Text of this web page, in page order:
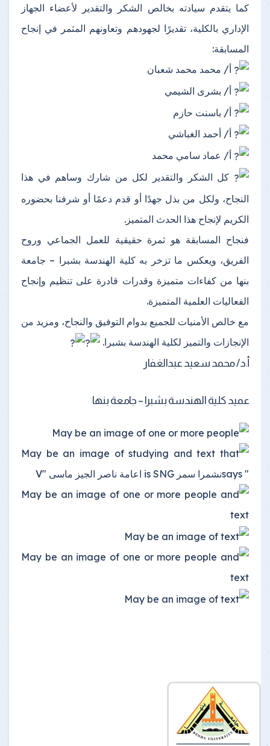
كما يتقدم سيادته بخالص الشكر والتقدير لأعضاء الجهاز
الإداري بالكلية، تقديرًا لجهودهم وتعاونهم المثمر في إنجاح
المسابقة:
أ/ محمد محمد شعبان
أ/ بشرى الشيمي
أ/ باسنت حازم
أ/ أحمد الغباشي
أ/ عماد سامي محمد
كل الشكر والتقدير لكل من شارك وساهم في هذا
النجاح، ولكل من بذل جهدًا أو قدم دعمًا أو شرفنا بحضوره
الكريم لإنجاح هذا الحدث المتميز.
فنجاح المسابقة هو ثمرة حقيقية للعمل الجماعي وروح
الفريق، ويعكس ما تزخر به كلية الهندسة بشبرا – جامعة
بنها من كفاءات متميزة وقدرات قادرة على تنظيم وإنجاح
الفعاليات العلمية المتميزة.
مع خالص الأمنيات للجميع بدوام التوفيق والنجاح، ومزيد من
الإنجازات والتميز لكلية الهندسة بشبرا.
أ.د/ محمد سعيد عبدالغفار
عميد كلية الهندسة بشبرا – جامعة بنها